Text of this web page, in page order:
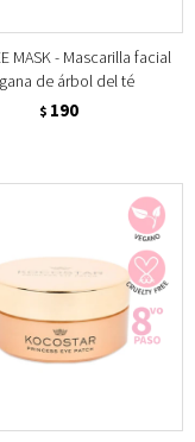
MASK - Mascarilla facial
de árbol del té
$ 190